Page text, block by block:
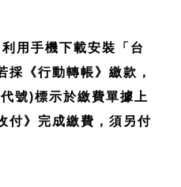
用手機下載安裝「台
採《行動轉帳》繳款，
號)標示於繳費單據上
付》完成繳費，須另付